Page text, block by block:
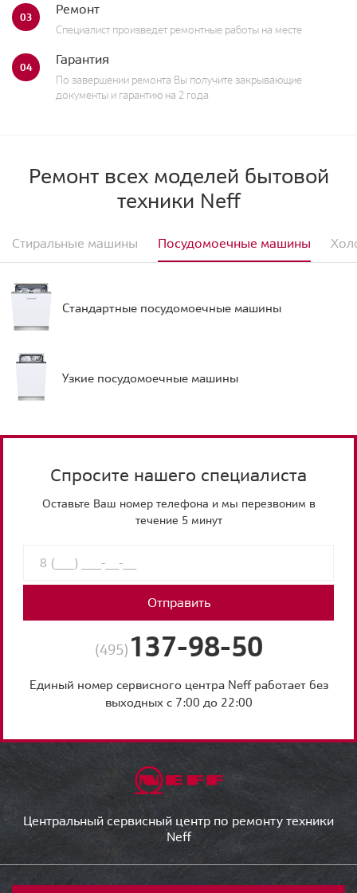
03 Ремонт
Специалист произведет ремонтные работы на месте
04 Гарантия
По завершении ремонта Вы получите закрывающие
документы и гарантию на 2 года
Ремонт всех моделей бытовой
техники Neff
Стиральные машины Посудомоечные машины
Стандартные посудомоечные машины
Узкие посудомоечные машины
Спросите нашего специалиста
Оставьте Ваш номер телефона и мы перезвоним в
течение 5 минут
Отправить
(495) 137-98-50
Единый номер сервисного центра Neff работает без
выходных с 7:00 до 22:00
Центральный сервисный центр по ремонту техники
Neff